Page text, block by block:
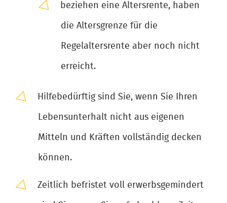
beziehen eine Altersrente, haben
die Altersgrenze für die
Regelaltersrente aber noch nicht
erreicht.
Hilfebedürftig sind Sie, wenn Sie Ihren
Lebensunterhalt nicht aus eigenen
Mitteln und Kräften vollständig decken
können.
Zeitlich befristet voll erwerbsgemindert